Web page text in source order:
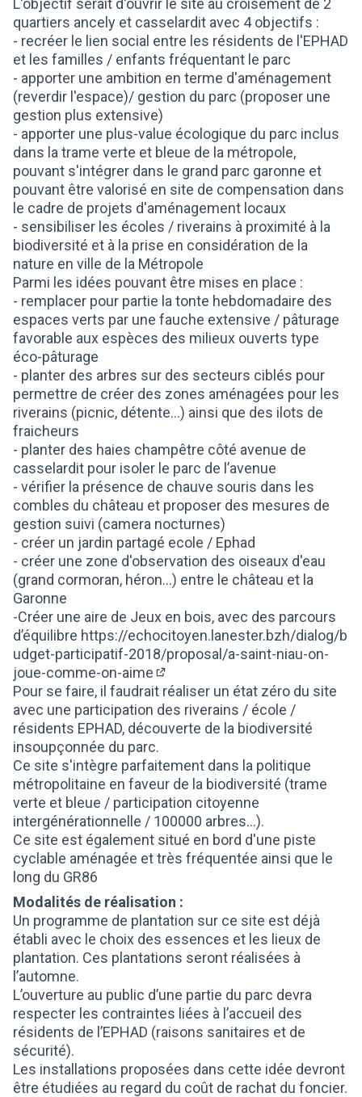
quartiers ancely et casselardit avec 4 objectifs :
- recréer le lien social entre les résidents de l'EPHAD
et les familles / enfants fréquentant le parc
- apporter une ambition en terme d'aménagement
(reverdir l'espace)/ gestion du parc (proposer une
gestion plus extensive)
- apporter une plus-value écologique du parc inclus
dans la trame verte et bleue de la métropole,
pouvant s'intégrer dans le grand parc garonne et
pouvant être valorisé en site de compensation dans
le cadre de projets d'aménagement locaux
- sensibiliser les écoles / riverains à proximité à la
biodiversité et à la prise en considération de la
nature en ville de la Métropole
Parmi les idées pouvant être mises en place :
- remplacer pour partie la tonte hebdomadaire des
espaces verts par une fauche extensive / pâturage
favorable aux espèces des milieux ouverts type
éco-pâturage
- planter des arbres sur des secteurs ciblés pour
permettre de créer des zones aménagées pour les
riverains (picnic, détente...) ainsi que des ilots de
fraicheurs
- planter des haies champêtre côté avenue de
casselardit pour isoler le parc de l’avenue
- vérifier la présence de chauve souris dans les
combles du château et proposer des mesures de
gestion suivi (camera nocturnes)
- créer un jardin partagé ecole / Ephad
- créer une zone d'observation des oiseaux d'eau
(grand cormoran, héron...) entre le château et la
Garonne
-Créer une aire de Jeux en bois, avec des parcours
d’équilibre https://echocitoyen.lanester.bzh/dialog/b
udget-participatif-2018/proposal/a-saint-niau-on-
joue-comme-on-aime
(S'ouvre dans un nouvel onglet)
Pour se faire, il faudrait réaliser un état zéro du site
avec une participation des riverains / école /
résidents EPHAD, découverte de la biodiversité
insoupçonnée du parc.
Ce site s'intègre parfaitement dans la politique
métropolitaine en faveur de la biodiversité (trame
verte et bleue / participation citoyenne
intergénérationnelle / 100000 arbres...).
Ce site est également situé en bord d'une piste
cyclable aménagée et très fréquentée ainsi que le
long du GR86
Modalités de réalisation :
Un programme de plantation sur ce site est déjà
établi avec le choix des essences et les lieux de
plantation. Ces plantations seront réalisées à
l’automne.
L’ouverture au public d’une partie du parc devra
respecter les contraintes liées à l’accueil des
résidents de l’EPHAD (raisons sanitaires et de
sécurité).
Les installations proposées dans cette idée devront
être étudiées au regard du coût de rachat du foncier.